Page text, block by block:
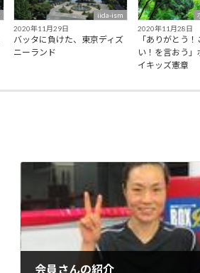
iida-ism
2020年11月29日
バッタに負けた、東京ディズ
ニーランド
2020年11月28日
「ありがとう
い！を言おう」
イキッズ憲章
会員さんの紹介